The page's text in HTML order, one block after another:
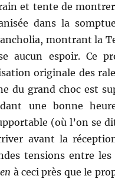
et tente de
dans la
montrant la
aucun espoir. Ce
originale des
du grand choc est
une bonne
(où l’on se
avant la
tensions entre
à ceci près que le